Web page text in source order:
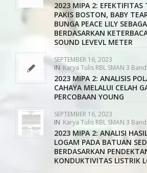
2023 MIPA 2:
PAKIS BOSTON, BABY
BUNGA PEACE LILY
BERDASARKAN
SOUND LEVEVL METER
SEPTEMBER 16, 2023
IN Karya Tulis RBL SMAN 3
2023 MIPA 2: ANALISIS
CAHAYA MELALUI CELAH
PERCOBAAN YOUNG
SEPTEMBER 16, 2023
IN Karya Tulis RBL SMAN 3
2023 MIPA 2: ANALISI
LOGAM PADA BATUAN
BERDASARKAN
KONDUKTIVITAS LISTRIK